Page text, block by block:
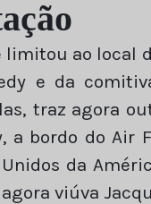
ao local
e da
traz agora
a bordo do Air
da
viúva